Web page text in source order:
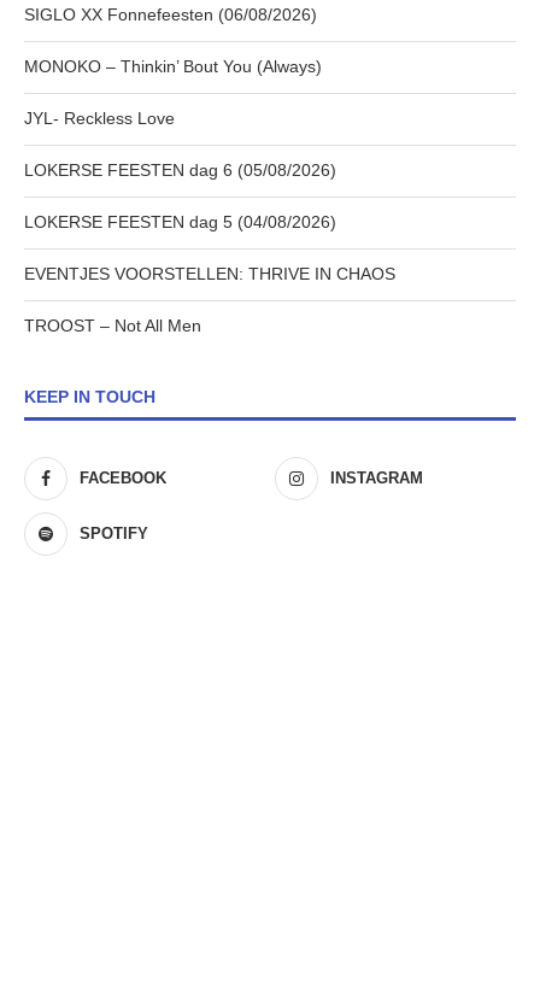
SIGLO XX Fonnefeesten (06/08/2026)
MONOKO – Thinkin’ Bout You (Always)
JYL- Reckless Love
LOKERSE FEESTEN dag 6 (05/08/2026)
LOKERSE FEESTEN dag 5 (04/08/2026)
EVENTJES VOORSTELLEN: THRIVE IN CHAOS
TROOST – Not All Men
KEEP IN TOUCH
FACEBOOK INSTAGRAM
SPOTIFY